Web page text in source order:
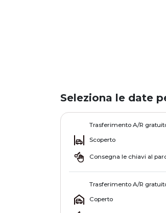
Seleziona le date
Trasferimento A/R
Scoperto
Consegna le chiavi al
Trasferimento A/R
Coperto